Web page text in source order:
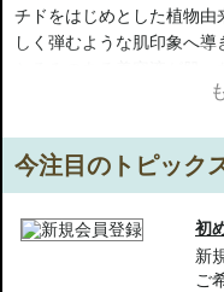
チドをはじめとした植物
しく弾むような肌印象へ導
透。べたつきを抑えた軽
ケアに取り入れやすく、
保湿・整肌成分として配合
スが肌コンディションを
し、なめらかでツヤのあ
オレンジやダバナを感じ
今注目のトピック
初
新
ご